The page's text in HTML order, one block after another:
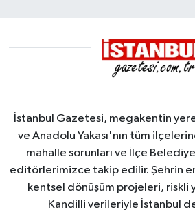
İstanbul Gazetesi, megakentin yerel
ve Anadolu Yakası'nın tüm
mahalle sorunları ve İlçe
editörlerimizce takip edilir. Şehrin
kentsel dönüşüm projeleri, riskli
Kandilli verileriyle İstanbul